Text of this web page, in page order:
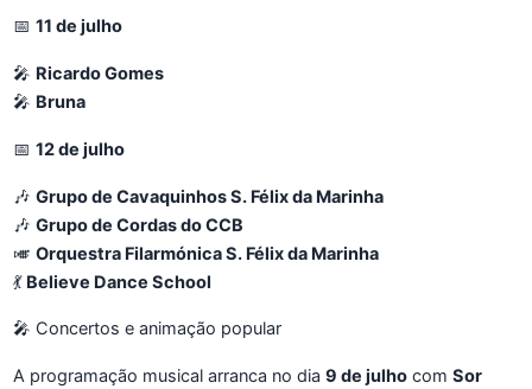
📅 11 de julho
🎤 Ricardo Gomes
🎤 Bruna
📅 12 de julho
🎶 Grupo de Cavaquinhos S. Félix da Marinha
🎶 Grupo de Cordas do CCB
🎺 Orquestra Filarmónica S. Félix da Marinha
💃 Believe Dance School
🎤 Concertos e animação popular
A programação musical arranca no dia 9 de julho com Sor